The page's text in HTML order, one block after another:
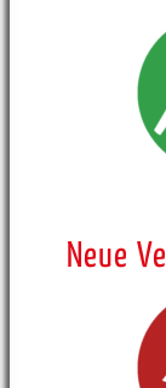
Neue